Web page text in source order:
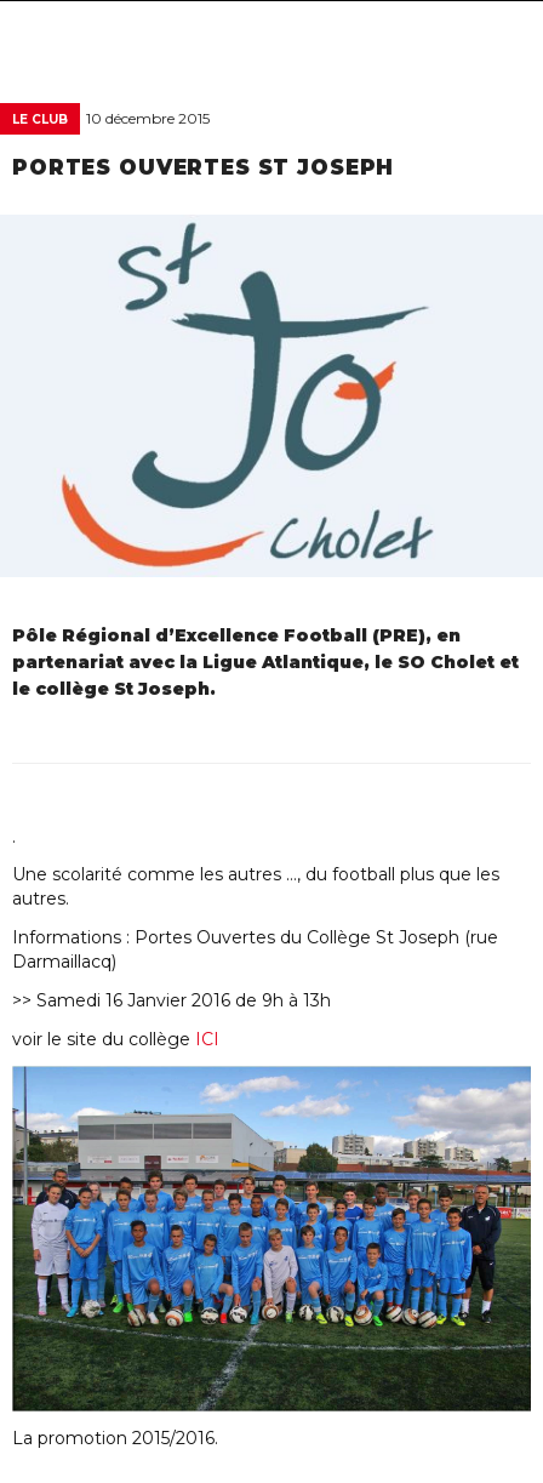
LE CLUB 10 décembre 2015
PORTES OUVERTES ST JOSEPH
Pôle Régional d’Excellence Football (PRE), en
partenariat avec la Ligue Atlantique, le SO Cholet et
le collège St Joseph.
.
Une scolarité comme les autres …, du football plus que les
autres.
Informations : Portes Ouvertes du Collège St Joseph (rue
Darmaillacq)
>> Samedi 16 Janvier 2016 de 9h à 13h
voir le site du collège ICI
La promotion 2015/2016.